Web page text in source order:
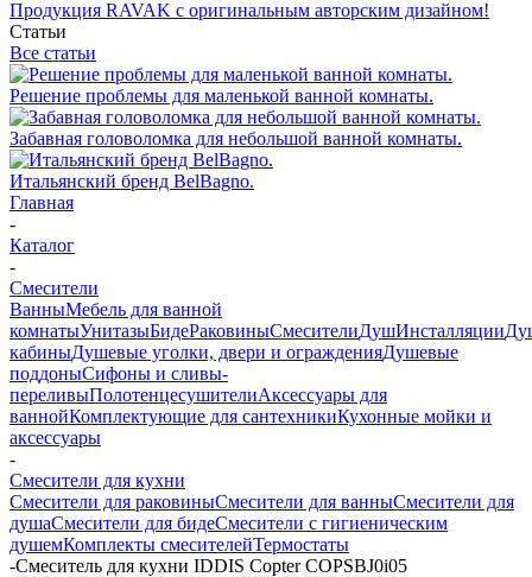
Продукция RAVAK с оригинальным авторским дизайном!
Статьи
Все статьи
Решение проблемы для маленькой ванной комнаты.
Забавная головоломка для небольшой ванной комнаты.
Итальянский бренд BelBagno.
Главная
-
Каталог
-
Смесители
ВанныМебель для ванной
комнатыУнитазыБидеРаковиныСмесителиДушИнсталляции
кабиныДушевые уголки, двери и огражденияДушевые
поддоныСифоны и сливы-
переливыПолотенцесушителиАксессуары для
ваннойКомплектующие для сантехникиКухонные мойки и
аксессуары
-
Смесители для кухни
Смесители для раковиныСмесители для ванныСмесители для
душаСмесители для бидеСмесители с гигиеническим
душемКомплекты смесителейТермостаты
-Смеситель для кухни IDDIS Copter COPSBJ0i05